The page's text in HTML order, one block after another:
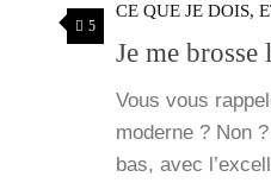
5
CE QUE JE DOIS,
Je me brosse
Vous vous
moderne ? Non
bas, avec